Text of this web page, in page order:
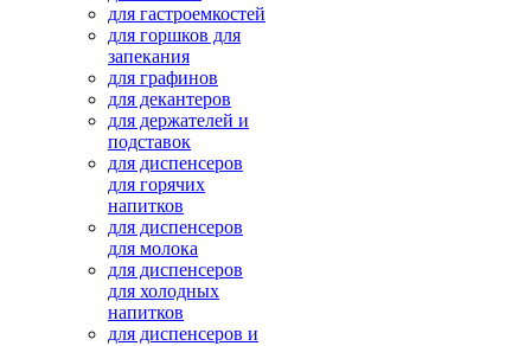
для гастроемкостей
для горшков для
запекания
для графинов
для декантеров
для держателей и
подставок
для диспенсеров
для горячих
напитков
для диспенсеров
для молока
для диспенсеров
для холодных
напитков
для диспенсеров и